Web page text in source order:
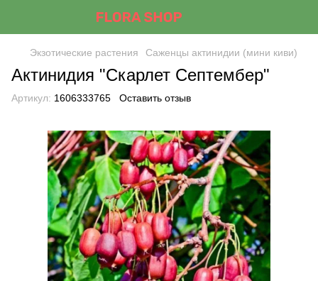
Экзотические растения Саженцы актинидии (мини киви)
Актинидия "Скарлет Септембер"
Артикул: 1606333765 Оставить отзыв